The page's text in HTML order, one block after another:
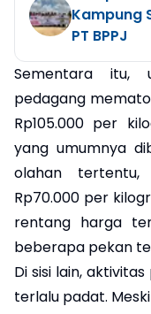
Kampung
PT BPPJ
Sementara itu,
pedagang
Rp105.000 per
yang umumnya
olahan
Rp70.000 per
rentang harga
beberapa pekan
Di sisi lain,
terlalu padat.